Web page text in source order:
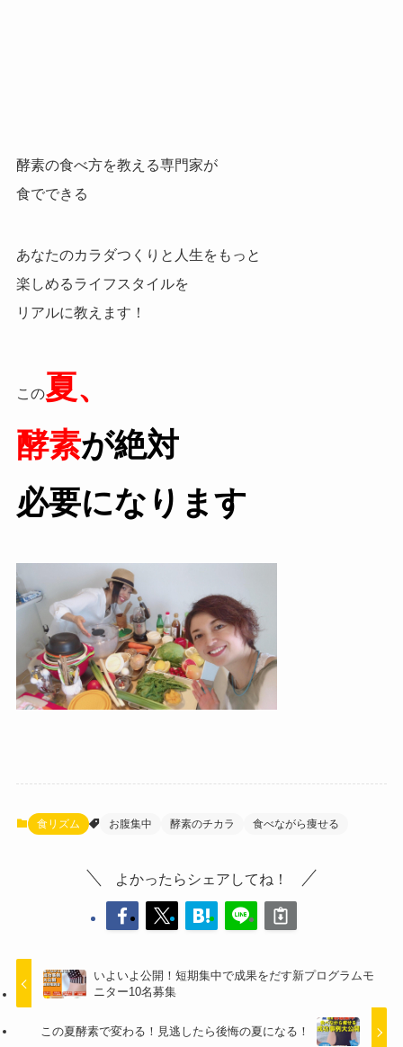
酵素の食べ方を教える専門家が
食でできる
あなたのカラダつくりと人生をもっと
楽しめるライフスタイルを
リアルに教えます！
この夏、
酵素が絶対
必要になります
食リズム お腹集中 酵素のチカラ 食べながら痩せる
よかったらシェアしてね！
いよいよ公開！短期集中で成果をだす新プログラムモ
ニター10名募集
この夏酵素で変わる！見逃したら後悔の夏になる！